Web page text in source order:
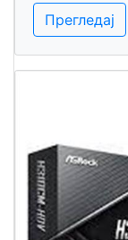
Прегледај